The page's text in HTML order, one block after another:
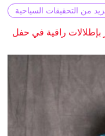
من التحقيقات السياحية
بإطلالات راقية في حفل